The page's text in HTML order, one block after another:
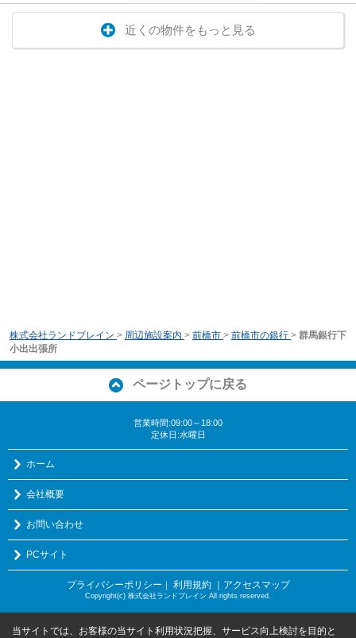
近くの物件をもっと見る
株式会社ランドブレイン > 周辺施設案内 > 前橋市 > 前橋市の銀行 > 群馬銀行下
小出出張所
ページトップに戻る
営業時間:09:00～18:00
定休日:水曜日
ホーム
会社概要
お問い合わせ
PCサイト
プライバシーポリシー ｜ 利用規約 ｜アクセスマップ
Copyright(c) 株式会社ランドブレイン All rights reserved.
当サイトでは、お客様の当サイト利用状況把握、サービス向上検討を目的と